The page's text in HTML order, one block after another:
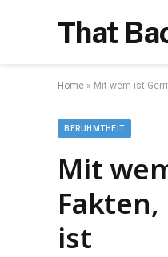
That
Home » Mit wem ist
BERUHMTHEIT
Mit
ist